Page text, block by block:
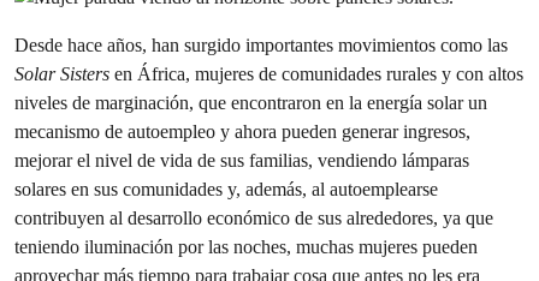
Desde hace años, han surgido importantes movimientos como las
Solar Sisters en África, mujeres de comunidades rurales y con altos
niveles de marginación, que encontraron en la energía solar un
mecanismo de autoempleo y ahora pueden generar ingresos,
mejorar el nivel de vida de sus familias, vendiendo lámparas
solares en sus comunidades y, además, al autoemplearse
contribuyen al desarrollo económico de sus alrededores, ya que
teniendo iluminación por las noches, muchas mujeres pueden
aprovechar más tiempo para trabajar cosa que antes no les era